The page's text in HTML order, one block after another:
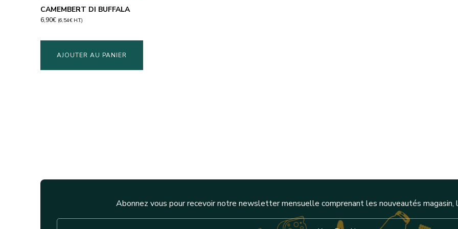
CAMEMBERT DI BUFFALA
6,90€ (6,54€ H.T.)
AJOUTER AU PANIER
Abonnez vous pour recevoir notre newsletter mensuelle comprenant les nouveautés